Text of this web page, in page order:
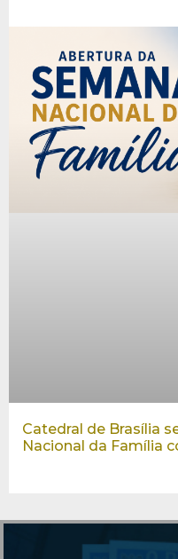
Catedral de Brasília
Nacional da Família